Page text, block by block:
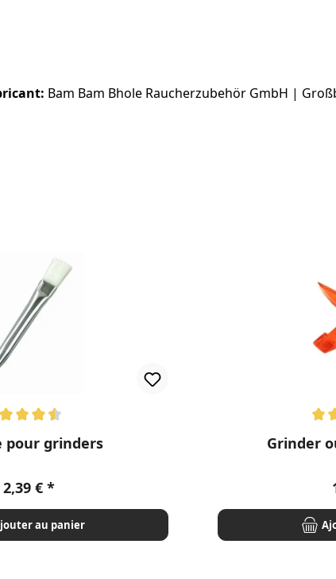
Bam Bam Bhole Raucherzubehör GmbH |
sur 5 étoiles
pour grinders
Prix régulier :
2,39 €
au panier
Note moyenne de
Grinder